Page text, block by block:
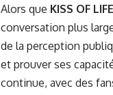
Alors que KISS OF LIFE
conversation plus
de la perception
et prouver ses
continue, avec des